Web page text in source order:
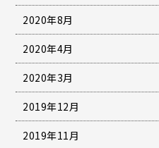
2020年8月
2020年4月
2020年3月
2019年12月
2019年11月